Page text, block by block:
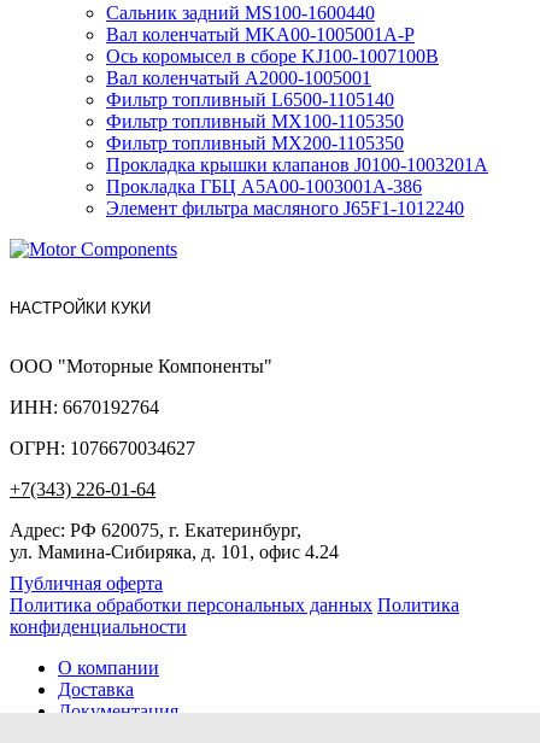
Сальник задний MS100-1600440
Вал коленчатый MKA00-1005001A-P
Ось коромысел в сборе KJ100-1007100B
Вал коленчатый A2000-1005001
Фильтр топливный L6500-1105140
Фильтр топливный MX100-1105350
Фильтр топливный MX200-1105350
Прокладка крышки клапанов J0100-1003201A
Прокладка ГБЦ A5A00-1003001A-386
Элемент фильтра масляного J65F1-1012240
НАСТРОЙКИ КУКИ
ООО "Моторные Компоненты"
ИНН: 6670192764
ОГРН: 1076670034627
+7(343) 226-01-64
Адрес: РФ 620075, г. Екатеринбург,
ул. Мамина-Сибиряка, д. 101, офис 4.24
Публичная оферта
Политика обработки персональных данных Политика
конфиденциальности
О компании
Доставка
Документация